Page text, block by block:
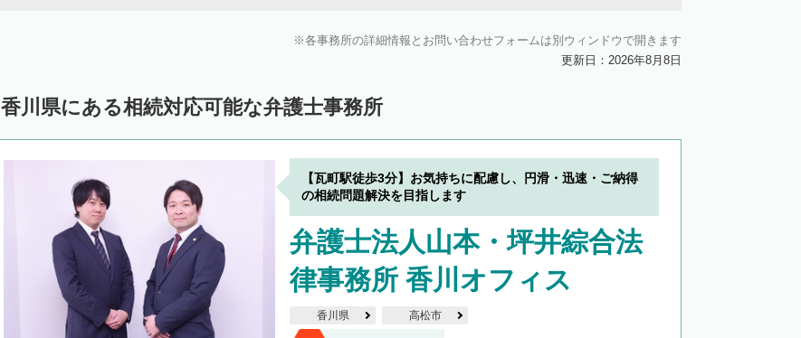
各事務所の詳細情報とお問い合わせフォームは別ウィンドウで開きます
更新日：2026年8月8日
香川県にある相続対応可能な弁護士事務所
【瓦町駅徒歩3分】お気持ちに配慮し、円滑・迅速・ご納得
の相続問題解決を目指します
弁護士法人山本・坪井綜合法
律事務所 香川オフィス
香川県 高松市